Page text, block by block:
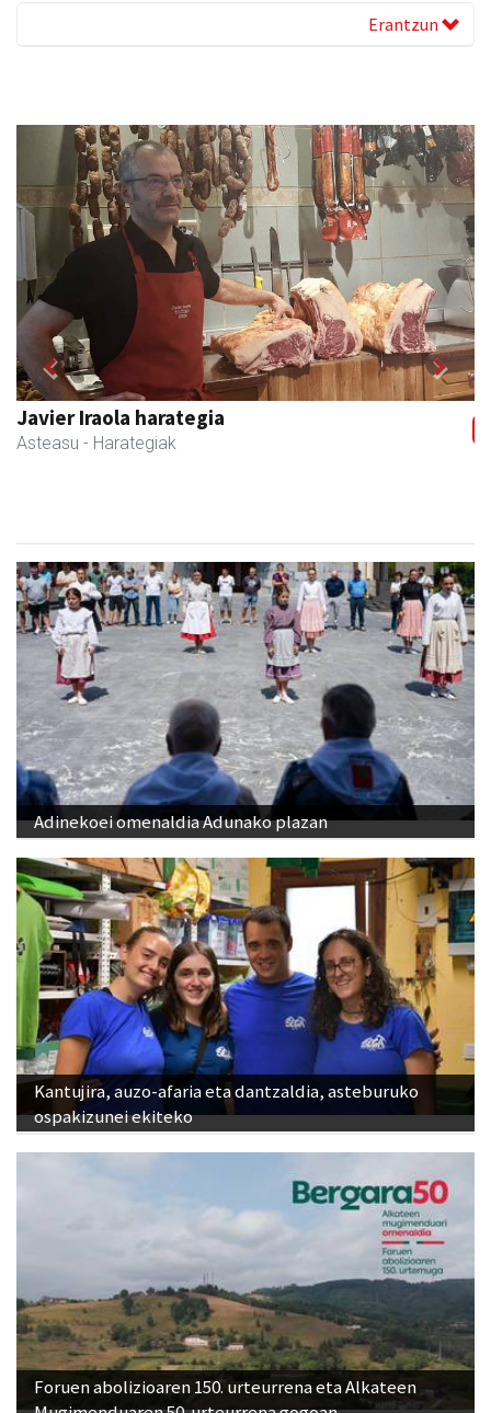
Erantzun
Bixente Otegi Lizaso S. L.
Asteasu - Asfaltoak
Previous Next
Adinekoei omenaldia Adunako plazan
Kantujira, auzo-afaria eta dantzaldia, asteburuko
ospakizunei ekiteko
Foruen abolizioaren 150. urteurrena eta Alkateen